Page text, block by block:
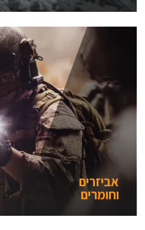
אביזרים
וחומרים